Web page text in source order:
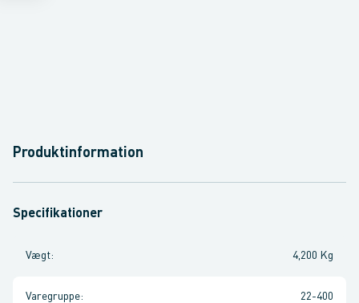
Produktinformation
Specifikationer
Vægt: 4,200 Kg
Varegruppe: 22-400